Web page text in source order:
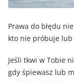
Prawa do błędu
kto nie próbuje
Jeśli tkwi w Tobie
gdy śpiewasz lub